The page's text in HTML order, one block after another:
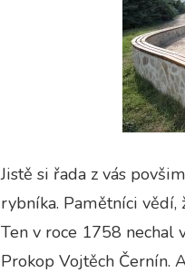
Jistě si řada z vás
rybníka. Pamětníci
Ten v roce 1758 nechal
Prokop Vojtěch Černín.